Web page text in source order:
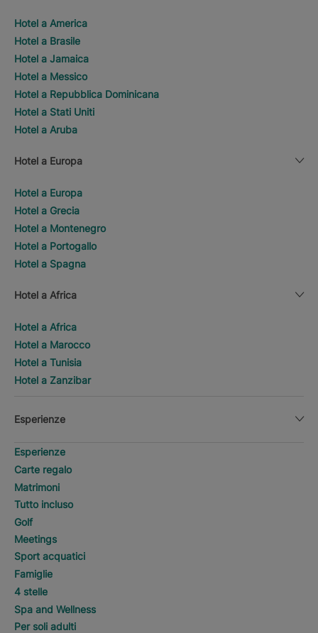
Hotel a America
Hotel a Brasile
Hotel a Jamaica
Hotel a Messico
Hotel a Repubblica Dominicana
Hotel a Stati Uniti
Hotel a Aruba
Hotel a Europa
Hotel a Europa
Hotel a Grecia
Hotel a Montenegro
Hotel a Portogallo
Hotel a Spagna
Hotel a Africa
Hotel a Africa
Hotel a Marocco
Hotel a Tunisia
Hotel a Zanzibar
Esperienze
Esperienze
Carte regalo
Matrimoni
Tutto incluso
Golf
Meetings
Sport acquatici
Famiglie
4 stelle
Spa and Wellness
Per soli adulti